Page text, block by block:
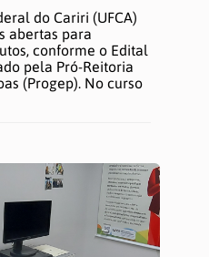
do Cariri (UFCA)
abertas para
conforme o Edital
pela Pró-Reitoria
(Progep). No curso